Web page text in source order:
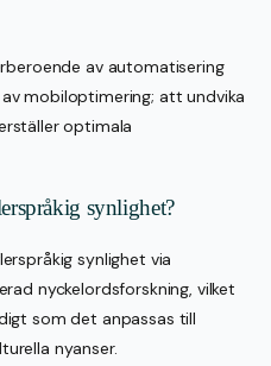
av automatisering
mobiloptimering; att undvika
optimala
synlighet?
synlighet via
nyckelordsforskning, vilket
som det anpassas till
nyanser.